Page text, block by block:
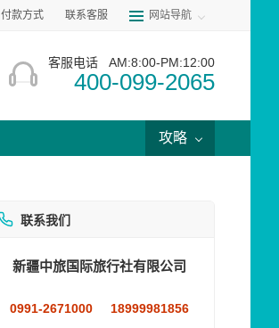
付款方式 联系客服 网站导航
客服电话 AM:8:00-PM:12:00
400-099-2065
攻略
联系我们
新疆中旅国际旅行社有限公司
0991-2671000 18999981856